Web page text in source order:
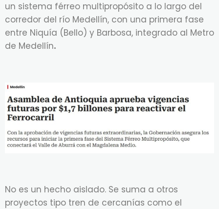
un sistema férreo multipropósito a lo largo del
corredor del río Medellín, con una primera fase
entre Niquía (Bello) y Barbosa, integrado al Metro
de Medellín.
No es un hecho aislado. Se suma a otros
proyectos tipo tren de cercanías como el